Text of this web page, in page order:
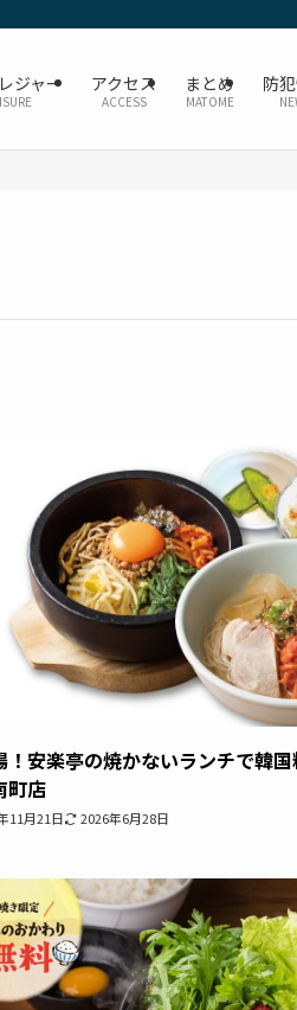
ジャー アクセス
ACCESS
まとめ
MATOME
防
！安楽亭の焼かないランチで韓
町店
11月21日 2026年6月28日